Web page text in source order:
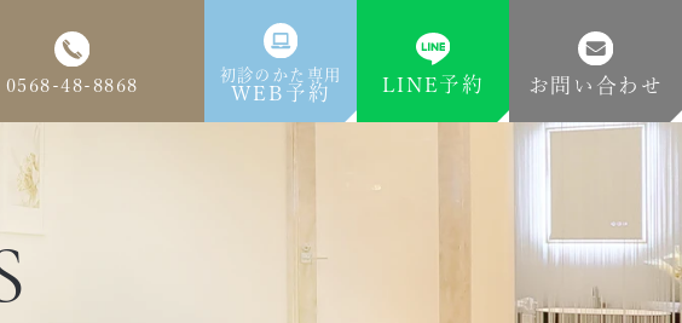
0568-48-8868
初診のかた専用
WEB予約 LINE予約 お問い合わせ